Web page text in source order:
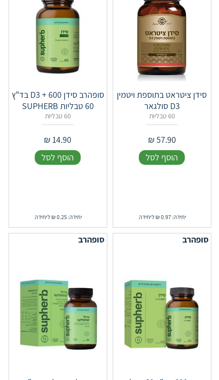
סידן ציטראט בתוספת ויטמין
D3 סולגאר
60 טבליות
57.90
₪
הוסף לסל
יחידה: 0.97 ₪ ליחידה
סופהרב סידן D3 + 600 בד"ץ
60 טבליות SUPHERB
60 טבליות
14.90
₪
הוסף לסל
יחידה: 0.25 ₪ ליחידה
סופהרב סופהרב